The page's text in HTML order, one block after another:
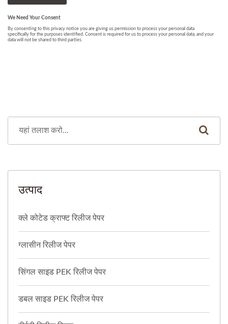
उत्पाद
क्ले कोटेड क्राफ्ट रिलीज पेपर
ग्लासीन रिलीज पेपर
सिंगल साइड PEK रिलीज पेपर
डबल साइड PEK रिलीज पेपर